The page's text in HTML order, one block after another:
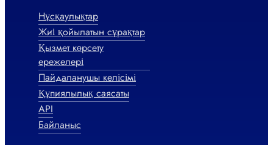
Нұсқаулықтар
Жиі қойылатын сұрақтар
Қызмет көрсету
ережелері
Пайдаланушы келісімі
Құпиялылық саясаты
API
Байланыс